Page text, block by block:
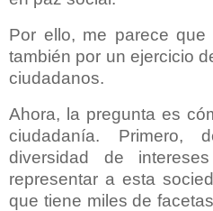
Por ello, me parece que
también por un ejercicio
ciudadanos.
Ahora, la pregunta es
ciudadanía. Primero,
diversidad de
representar a esta
que tiene miles de